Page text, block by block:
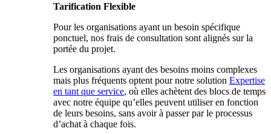
Tarification Flexible
Pour les organisations ayant un besoin spécifique
ponctuel, nos frais de consultation sont alignés sur la
portée du projet.
Les organisations ayant des besoins moins complexes
mais plus fréquents optent pour notre solution Expertise
en tant que service, où elles achètent des blocs de temps
avec notre équipe qu’elles peuvent utiliser en fonction
de leurs besoins, sans avoir à passer par le processus
d’achat à chaque fois.